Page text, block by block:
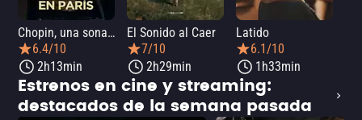
Chopin, una sonata en París
6.4/10
2h13min
El Sonido al Caer
7/10
2h29min
Latido
6.1/10
1h33min
Estrenos en cine y streaming:
destacados de la semana pasada